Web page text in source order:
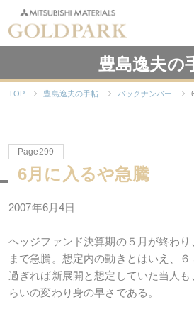
豊島逸夫の
TOP 豊島逸夫の手帖 バックナンバー
Page299
6月に入るや急騰
2007年6月4日
ヘッジファンド決算期の５月が終わ
まで急騰。想定内の動きとはいえ、
過ぎれば新展開と想定していた当人も
らいの変わり身の早さである。